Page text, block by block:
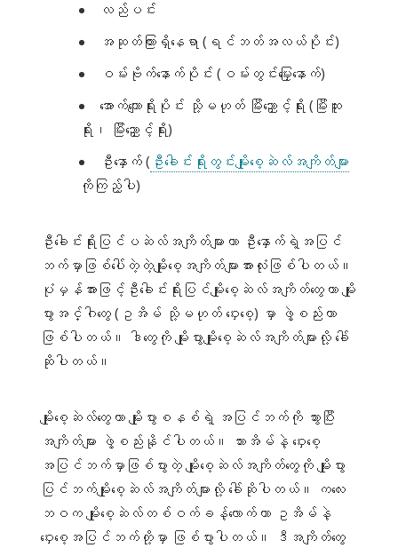
လည်ပင်း
အဆုတ်ကြားရှိနေရာ (ရင်ဘတ်အလယ်ပိုင်း)
ဝမ်းဗိုက်နောက်ပိုင်း (ဝမ်းတွင်းမြှေးနောက်)
အောက်ကျောရိုးပိုင်း သို့မဟုတ် မြီးညှောင့်ရိုး (မြီးထူး
ရိုး၊ မြီးညှောင့်ရိုး)
ဦးနှောက် ( ဦးခေါင်းရိုးတွင်းမျိုးစေ့ဆဲလ်အကျိတ်များ
ကိုကြည့်ပါ)
ဦးခေါင်းရိုးပြင်ပဆဲလ်အကျိတ်များဟာ ဦးနှောက်ရဲ့အပြင်
ဘက်မှာဖြစ်ပေါ်တဲ့တဲ့မျိုးစေ့အကျိတ်များအားလုံးဖြစ်ပါတယ်။
ပုံမှန်အားဖြင့်ဦးခေါင်းရိုးပြင်မျိုးစေ့ဆဲလ်အကျိတ်တွေဟာ မျိုး
ပွားအင်္ဂါတွေ (ဥအိမ် သို့မဟုတ် ဝှေးစေ့) မှာ ဖွဲ့စည်းတာ
ဖြစ်ပါတယ်။ ဒါတွေကို မျိုးပွားမျိုးစေ့ဆဲလ်အကျိတ်များလို့ ခေါ်
ဆိုပါတယ်။
မျိုးစေ့ဆဲလ်တွေဟာ မျိုးပွားစနစ်ရဲ့ အပြင်ဘက်ကို သွားပြီး
အကျိတ်များ ဖွဲ့စည်းနိုင်ပါတယ်။ သားအိမ်နဲ့ ဝှေးစေ့
အပြင်ဘက်မှာဖြစ်ပွားတဲ့ မျိုးစေ့ဆဲလ်အကျိတ်တွေကို မျိုးပွား
ပြင်ဘက်မျိုးစေ့ဆဲလ်အကျိတ်များလို့ ခေါ်ဆိုပါတယ်။ ကလေး
ဘဝက မျိုးစေ့ဆဲလ်တစ်ဝက်ခန့်လောက်ဟာ ဥအိမ်နဲ့
ဝှေးစေ့အပြင်ဘက်တို့မှာ ဖြစ်ပွားပါတယ်။ ဒီအကျိတ်တွေ